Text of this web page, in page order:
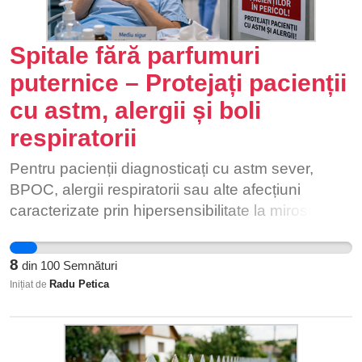
Spitale fără parfumuri
puternice – Protejați pacienții
cu astm, alergii și boli
respiratorii
Pentru pacienții diagnosticați cu astm sever,
BPOC, alergii respiratorii sau alte afecțiuni
caracterizate prin hipersensibilitate la mirosuri,
produse de curățenie sau dezinfectanți cu miros
puternic pot agrava simptomele respiratorii și pot
declanșa crize la persoanele sensibile. Spitalul ar
în siguranță, nu un mediu în care expunerea la
mirosuri intense le poate accentua simptomele.
8 din 100 Semnături
Inițiat de Radu Petica